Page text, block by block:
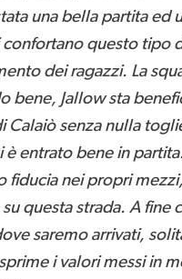
una bella partita ed
questo tipo
dei ragazzi. La
bene, Jallow sta
Calaiò senza nulla
è entrato bene in
fiducia nei propri
questa strada. A fine
saremo arrivati,
i valori messi in